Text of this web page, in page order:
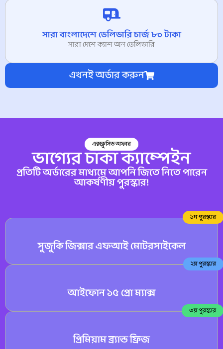
সারা বাংলাদেশে ডেলিভারি চার্জ ৮০ টাকা
সারা দেশে ক্যাশ অন ডেলিভারি
এখনই অর্ডার করুন
এক্সক্লুসিভ অফার
ভাগ্যের চাকা ক্যাম্পেইন
প্রতিটি অর্ডারের মাধ্যমে আপনি জিতে নিতে পারেন
আকর্ষণীয় পুরস্কার!
১ম পুরস্কার
সুজুকি জিক্সার এফআই মোটরসাইকেল
২য় পুরস্কার
আইফোন ১৫ প্রো ম্যাক্স
৩য় পুরস্কার
প্রিমিয়াম ব্র্যান্ড ফ্রিজ